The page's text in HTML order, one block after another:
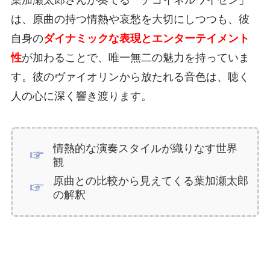
は、原曲の持つ情熱や哀愁を大切にしつつも、彼
自身のダイナミックな表現とエンターテイメント
性が加わることで、唯一無二の魅力を持っていま
す。彼のヴァイオリンから放たれる音色は、聴く
人の心に深く響き渡ります。
情熱的な演奏スタイルが織りなす世界
観
原曲との比較から見えてくる葉加瀬太郎
の解釈